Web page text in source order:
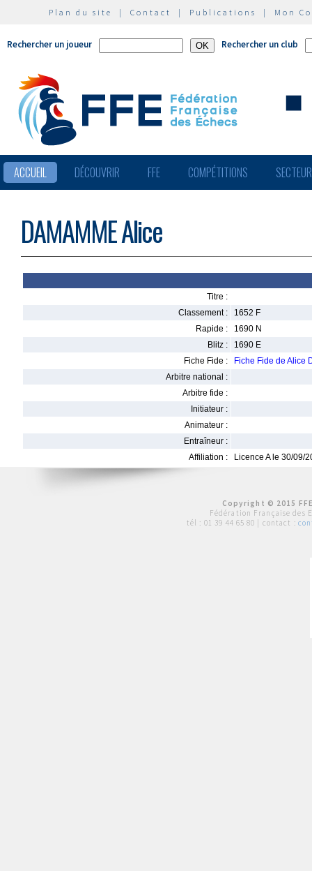
Plan du site | Contact | Publications | Mon
Rechercher un joueur Rechercher un club
ACCUEIL DÉCOUVRIR FFE COMPÉTITIONS
DAMAMME Alice
Titre :
Classement :
1652 F
Rapide :
1690 N
Blitz :
1690 E
Fiche Fide :
Fiche Fide de Alice
Arbitre national :
Arbitre fide :
Initiateur :
Animateur :
Entraîneur :
Affiliation :
Licence A le 30/09/
Copyright © 2015
Fédération Française des
tél : 01 39 44 65 80 | contact :